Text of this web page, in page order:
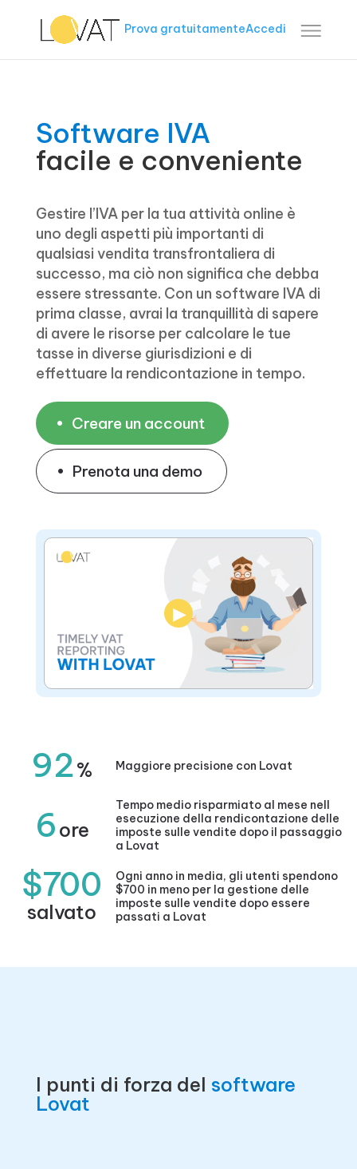
Prova gratuitamenteAccedi
Software IVA
facile e conveniente
Gestire l’IVA per la tua attività online è
uno degli aspetti più importanti di
qualsiasi vendita transfrontaliera di
successo, ma ciò non significa che debba
essere stressante. Con un software IVA di
prima classe, avrai la tranquillità di sapere
di avere le risorse per calcolare le tue
tasse in diverse giurisdizioni e di
effettuare la rendicontazione in tempo.
Creare un account
Prenota una demo
▶
92 % Maggiore precisione con Lovat
6 ore
Tempo medio risparmiato al mese nell
esecuzione della rendicontazione delle
imposte sulle vendite dopo il passaggio
a Lovat
$700
salvato
Ogni anno in media, gli utenti spendono
$700 in meno per la gestione delle
imposte sulle vendite dopo essere
passati a Lovat
I punti di forza del software
Lovat